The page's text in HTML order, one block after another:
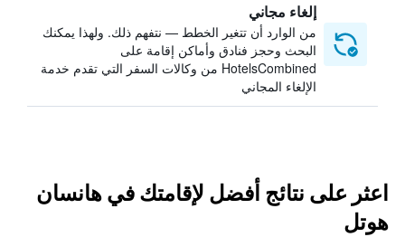
إلغاء مجاني
من الوارد أن تتغير الخطط — نتفهم ذلك. ولهذا يمكنك
البحث وحجز فنادق وأماكن إقامة على
HotelsCombined من وكالات السفر التي تقدم خدمة
الإلغاء المجاني
اعثر على نتائج أفضل لإقامتك في هانسان
هوتل